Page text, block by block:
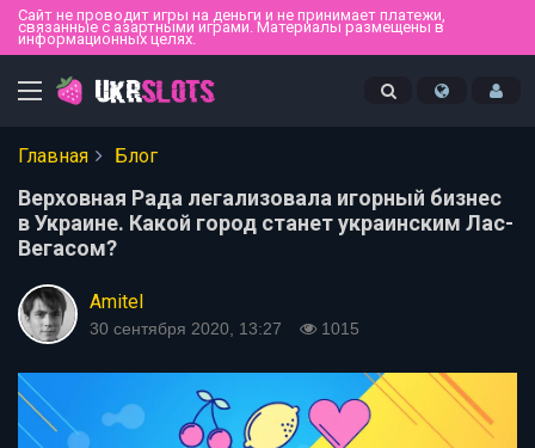
Сайт не проводит игры на деньги и не принимает платежи,
связанные с азартными играми. Материалы размещены в
информационных целях.
Главная Блог
Верховная Рада легализовала игорный бизнес
в Украине. Какой город станет украинским Лас-
Вегасом?
Amitel
30 сентября 2020, 13:27 1015